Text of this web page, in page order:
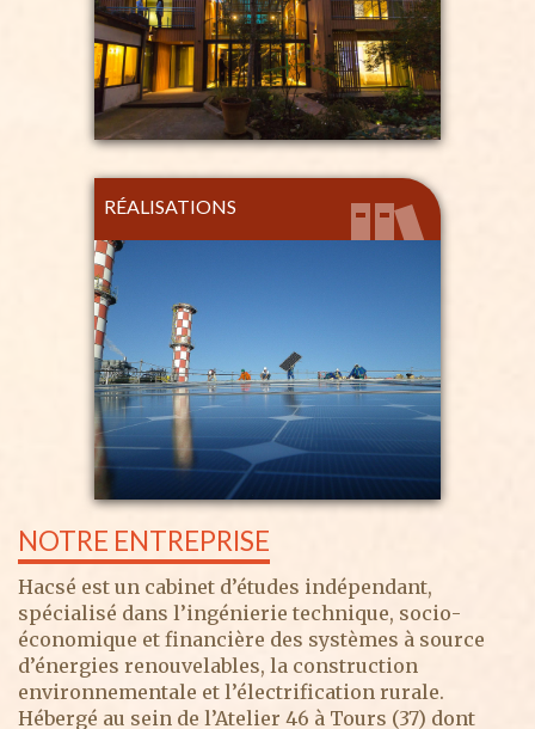
RÉALISATIONS
NOTRE ENTREPRISE
Hacsé est un cabinet d’études indépendant,
spécialisé dans l’ingénierie technique, socio-
économique et financière des systèmes à source
d’énergies renouvelables, la construction
environnementale et l’électrification rurale.
Hébergé au sein de l’Atelier 46 à Tours (37) dont